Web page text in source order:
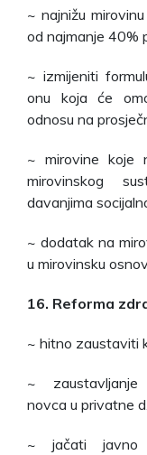
~ najnižu
od najmanje 40%
~ izmijeniti
onu koja će
odnosu na
~ mirovine koje
mirovinskog
davanjima
~ dodatak na
u mirovinsku
16. Reforma
~ hitno zaustaviti
~ zaustavljanje
novca u privatne
~ jačati javno